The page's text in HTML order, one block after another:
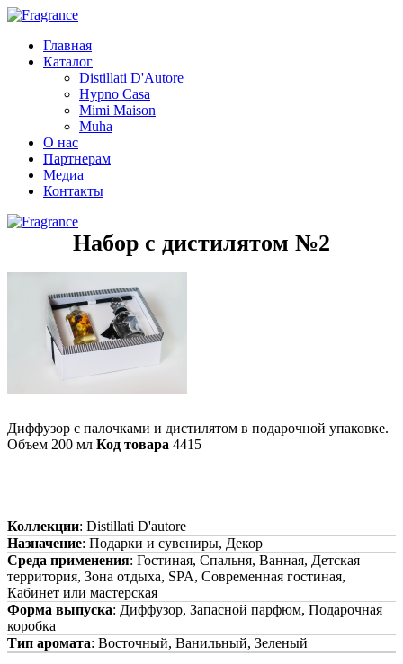
Главная
Каталог
Distillati D'Autore
Hypno Casa
Mimi Maison
Muha
О нас
Партнерам
Медиа
Контакты
Набор с дистилятом №2
Диффузор с палочками и дистилятом в подарочной упаковке.
Объем 200 мл Код товара 4415
Коллекции: Distillati D'autore
Назначение: Подарки и сувениры, Декор
Среда применения: Гостиная, Спальня, Ванная, Детская
территория, Зона отдыха, SPA, Современная гостиная,
Кабинет или мастерская
Форма выпуска: Диффузор, Запасной парфюм, Подарочная
коробка
Тип аромата: Восточный, Ванильный, Зеленый